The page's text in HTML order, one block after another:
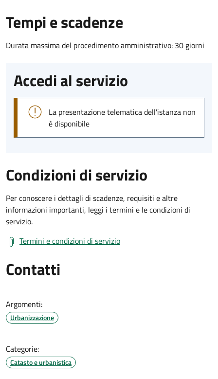
Tempi e scadenze
Durata massima del procedimento amministrativo: 30 giorni
Accedi al servizio
La presentazione telematica dell'istanza non
è disponibile
Condizioni di servizio
Per conoscere i dettagli di scadenze, requisiti e altre
informazioni importanti, leggi i termini e le condizioni di
servizio.
Termini e condizioni di servizio
Contatti
Argomenti:
Urbanizzazione
Categorie:
Catasto e urbanistica